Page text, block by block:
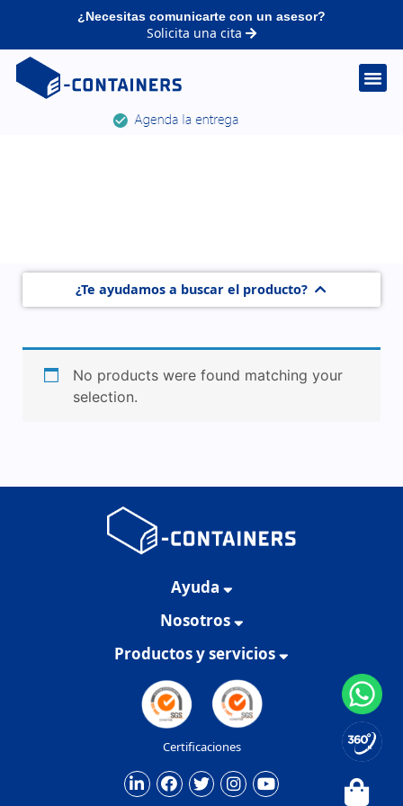
¿Necesitas comunicarte con un asesor?
Solicita una cita
¿Te ayudamos a buscar el producto?
No products were found matching your
selection.
Ayuda
Nosotros
Productos y servicios
Certificaciones